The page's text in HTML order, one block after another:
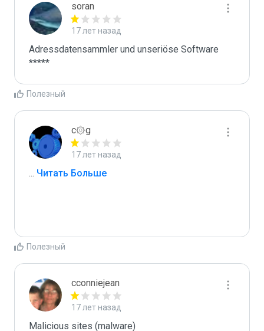
soran
17 лет назад
Adressdatensammler und unseriöse Software
Полезный
c۞g
17 лет назад
... Читать Больше
Полезный
cconniejean
17 лет назад
Malicious sites (malware)